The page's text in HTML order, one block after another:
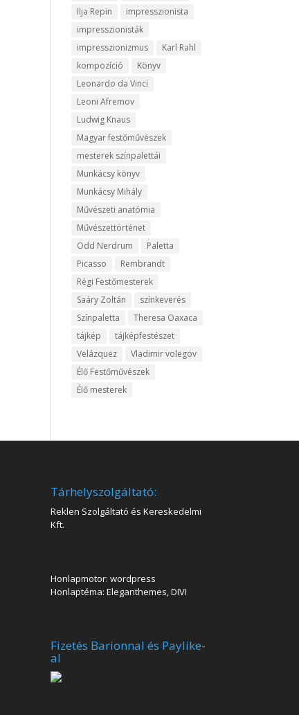
Ilja Repin
impresszionista
impresszionisták
impresszionizmus
Karl Rahl
kompozíció
Könyv
Leonardo da Vinci
Leoni Afremov
Ludwig Knaus
Magyar festőművészek
mesterek színpalettái
Munkácsy könyv
Munkácsy Mihály
Művészeti anatómia
Művészettörténet
Odd Nerdrum
Paletta
Picasso
Rembrandt
Régi Festőmesterek
Saáry Zoltán
színkeverés
Színpaletta
Theresa Oaxaca
tájkép
tájképfestészet
Velázquez
Vladimir volegov
Élő Festőművészek
Élő mesterek
Tárhelyszolgáltató:
Reklen Szolgáltató és Kereskedelmi
Kft.
Honlapmotor: wordpress
Honlaptéma: Eleganthemes, DIVI
Fizetés Barionnal és Paylike-
al